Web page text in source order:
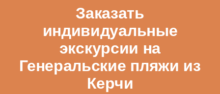
Заказать
индивидуальные
экскурсии на
Генеральские пляжи из
Керчи